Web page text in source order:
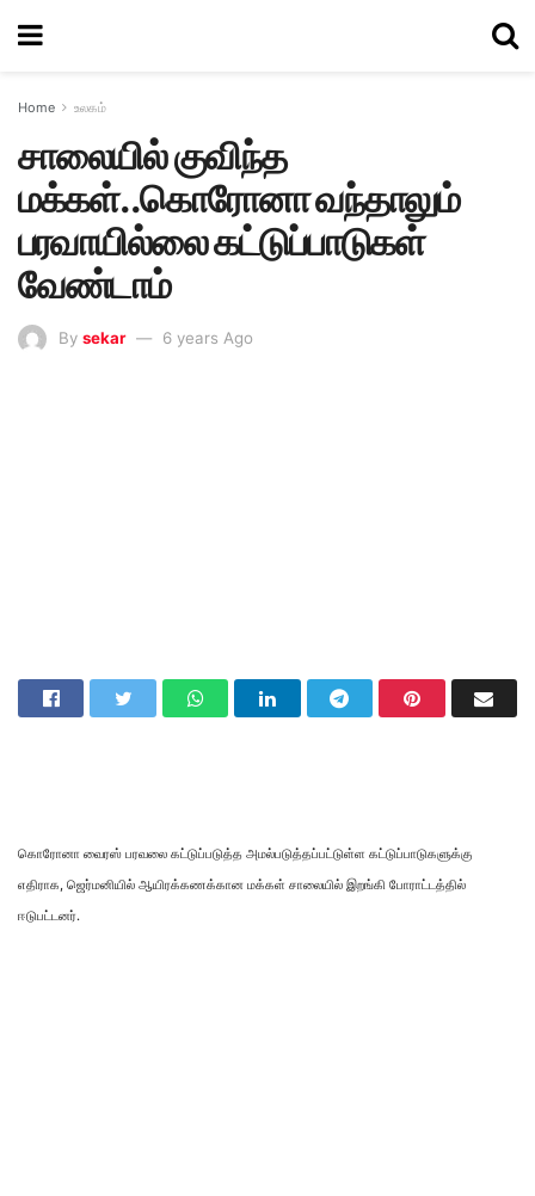
Home உலகம்
சாலையில் குவிந்த
மக்கள்..கொரோனா வந்தாலும்
பரவாயில்லை கட்டுப்பாடுகள்
வேண்டாம்
By sekar 6 years Ago
கொரோனா வைரஸ் பரவலை கட்டுப்படுத்த அமல்படுத்தப்பட்டுள்ள கட்டுப்பாடுகளுக்கு
எதிராக, ஜெர்மனியில் ஆயிரக்கணக்கான மக்கள் சாலையில் இறங்கி போராட்டத்தில்
ஈடுபட்டனர்.